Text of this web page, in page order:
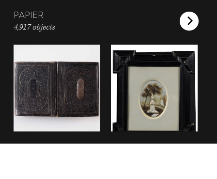
PAPIER
4,917 objects